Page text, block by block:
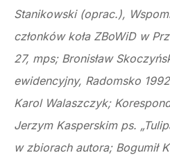
Stanikowski (oprac.),
członków koła ZBoWiD w
27, mps; Bronisław
ewidencyjny, Radomsko
Karol Walaszczyk;
Jerzym Kasperskim ps.
w zbiorach autora; Bogumił